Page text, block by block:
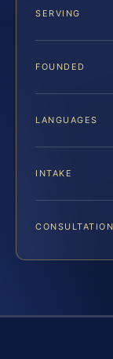
SERVING
FOUNDED
LANGUAGES
INTAKE
CONSULTATION